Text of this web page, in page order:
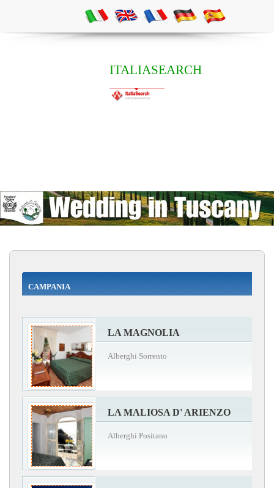
ITALIASEARCH
CAMPANIA
LA MAGNOLIA
Alberghi Sorrento
LA MALIOSA D' ARIENZO
Alberghi Positano